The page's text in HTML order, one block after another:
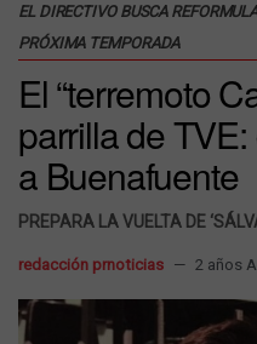
EL DIRECTIVO BUSCA
PRÓXIMA TEMPORADA
El “terremoto
parrilla de
a Buenafuente
PREPARA LA VUELTA DE
redacción prnoticias 2 años